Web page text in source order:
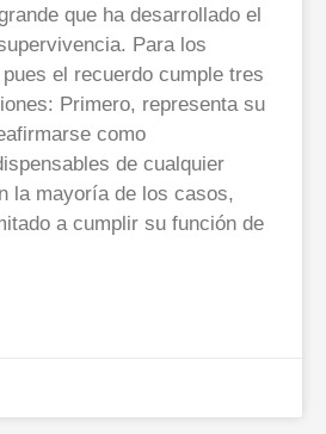
que ha desarrollado el
Para los
el recuerdo cumple tres
Primero, representa su
como
de cualquier
la mayoría de los casos,
a cumplir su función de